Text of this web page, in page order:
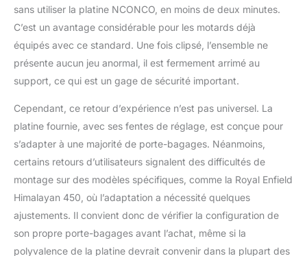
du vol. Installation &
sécurité : un kit matériel
complet est inclus pour
une installation sans
sécurité amélioré garantit
et dissuade efficacement
les voleurs.
sans utiliser la platine NCONCO, en moins de deux minutes.
C’est un avantage considérable pour les motards déjà
équipés avec ce standard. Une fois clipsé, l’ensemble ne
présente aucun jeu anormal, il est fermement arrimé au
support, ce qui est un gage de sécurité important.
Cependant, ce retour d’expérience n’est pas universel. La
platine fournie, avec ses fentes de réglage, est conçue pour
s’adapter à une majorité de porte-bagages. Néanmoins,
certains retours d’utilisateurs signalent des difficultés de
montage sur des modèles spécifiques, comme la Royal Enfield
Himalayan 450, où l’adaptation a nécessité quelques
ajustements. Il convient donc de vérifier la configuration de
son propre porte-bagages avant l’achat, même si la
polyvalence de la platine devrait convenir dans la plupart des